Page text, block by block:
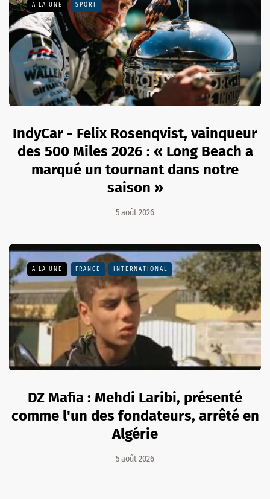
A LA UNE SPORT
IndyCar - Felix Rosenqvist, vainqueur
des 500 Miles 2026 : « Long Beach a
marqué un tournant dans notre
saison »
5 août 2026
A LA UNE FRANCE INTERNATIONAL
DZ Mafia : Mehdi Laribi, présenté
comme l'un des fondateurs, arrêté en
Algérie
5 août 2026